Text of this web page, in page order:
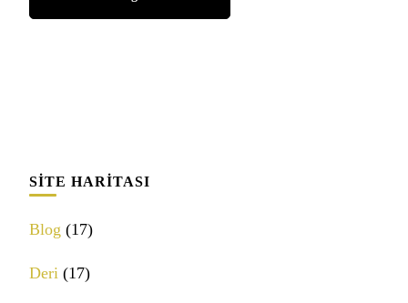
SITE HARITASI
Blog (17)
Deri (17)